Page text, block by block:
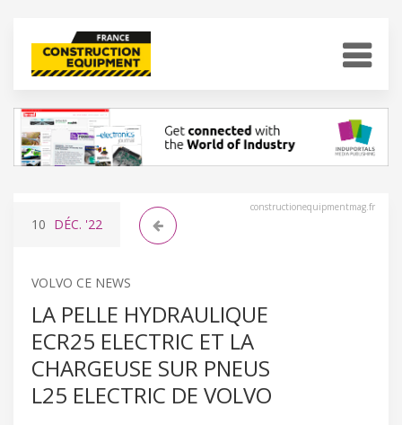
constructionequipmentmag.fr
10 DÉC. '22
VOLVO CE NEWS
LA PELLE HYDRAULIQUE
ECR25 ELECTRIC ET LA
CHARGEUSE SUR PNEUS
L25 ELECTRIC DE VOLVO